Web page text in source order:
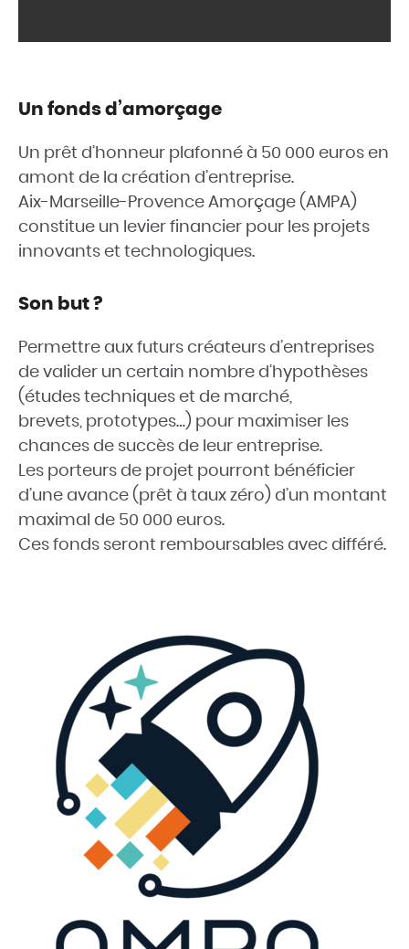
Un fonds d’amorçage
Un prêt d’honneur plafonné à 50 000 euros en
amont de la création d’entreprise.
Aix-Marseille-Provence Amorçage (AMPA)
constitue un levier financier pour les projets
innovants et technologiques.
Son but ?
Permettre aux futurs créateurs d’entreprises
de valider un certain nombre d’hypothèses
(études techniques et de marché,
brevets, prototypes…) pour maximiser les
chances de succès de leur entreprise.
Les porteurs de projet pourront bénéficier
d’une avance (prêt à taux zéro) d’un montant
maximal de 50 000 euros.
Ces fonds seront remboursables avec différé.